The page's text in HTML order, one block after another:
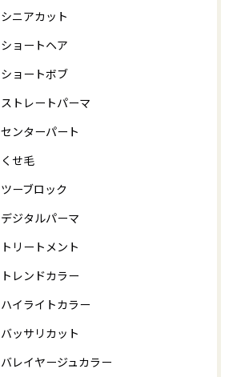
シニアカット
ショートヘア
ショートボブ
ストレートパーマ
センターパート
くせ毛
ツーブロック
デジタルパーマ
トリートメント
トレンドカラー
ハイライトカラー
バッサリカット
バレイヤージュカラー